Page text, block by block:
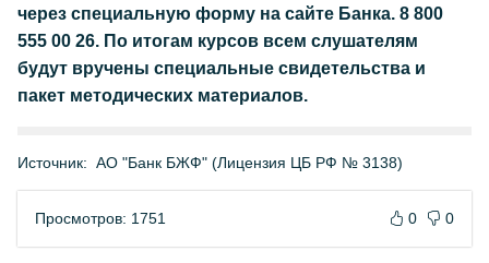
через специальную форму на сайте Банка. 8 800
555 00 26. По итогам курсов всем слушателям
будут вручены специальные свидетельства и
пакет методических материалов.
Источник: АО "Банк БЖФ" (Лицензия ЦБ РФ № 3138)
Просмотров: 1751 0 0